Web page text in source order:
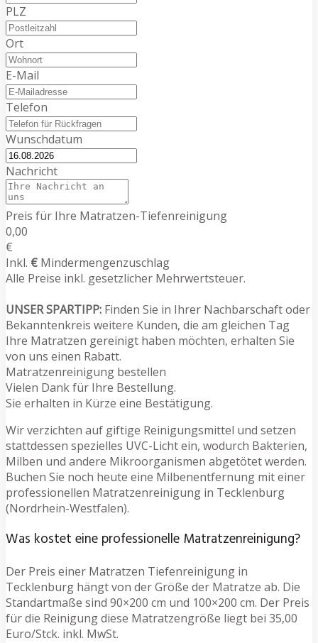
PLZ
Ort
E-Mail
Telefon
Wunschdatum
Nachricht
Preis für Ihre Matratzen-Tiefenreinigung
0,00
€
Inkl. € Mindermengenzuschlag
Alle Preise inkl. gesetzlicher Mehrwertsteuer.
UNSER SPARTIPP: Finden Sie in Ihrer Nachbarschaft oder
Bekanntenkreis weitere Kunden, die am gleichen Tag
Ihre Matratzen gereinigt haben möchten, erhalten Sie
von uns einen Rabatt.
Matratzenreinigung bestellen
Vielen Dank für Ihre Bestellung.
Sie erhalten in Kürze eine Bestätigung.
Wir verzichten auf giftige Reinigungsmittel und setzen
stattdessen spezielles UVC-Licht ein, wodurch Bakterien,
Milben und andere Mikroorganismen abgetötet werden.
Buchen Sie noch heute eine Milbenentfernung mit einer
professionellen Matratzenreinigung in Tecklenburg
(Nordrhein-Westfalen).
Was kostet eine professionelle Matratzenreinigung?
Der Preis einer Matratzen Tiefenreinigung in
Tecklenburg hängt von der Größe der Matratze ab. Die
Standartmaße sind 90×200 cm und 100×200 cm. Der Preis
für die Reinigung diese Matratzengröße liegt bei 35,00
Euro/Stck. inkl. MwSt.